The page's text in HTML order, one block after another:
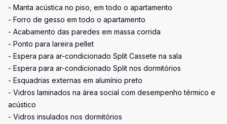
- Manta acústica no piso, em todo o apartamento
- Forro de gesso em todo o apartamento
- Acabamento das paredes em massa corrida
- Ponto para lareira pellet
- Espera para ar-condicionado Split Cassete na sala
- Espera para ar-condicionado Split nos dormitórios
- Esquadrias externas em alumínio preto
- Vidros laminados na área social com desempenho térmico e
acústico
- Vidros insulados nos dormitórios